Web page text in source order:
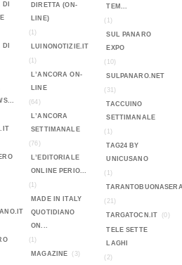
DIRETTA (ON-
LINE)
(1)
LUINONOTIZIE.IT
(1)
L’ANCORA ON-
LINE
(64)
L’ANCORA
SETTIMANALE
(76)
L’EDITORIALE
ONLINE PERIO...
(1)
MADE IN ITALY
QUOTIDIANO
ON...
(1)
MAGAZINE
(3)
TEM...
(1)
SUL PANARO
EXPO
(10)
SULPANARO.NET
(31)
TACCUINO
SETTIMANALE
(1)
TAG24 BY
UNICUSANO
(1)
(21)
TARGATOCN.IT
(0)
TELE SETTE
LAGHI
(2)